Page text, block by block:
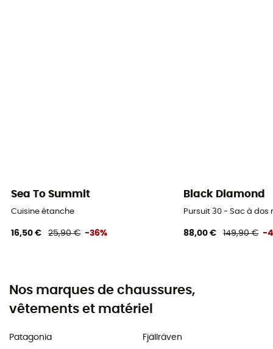
Sea To Summit
Cuisine étanche
16,50 € 25,90 € -36%
Black Diamond
Pursuit 30 - Sac à
88,00 € 149,90 € -
Nos marques de chaussures,
vêtements et matériel
Patagonia
Fjällräven